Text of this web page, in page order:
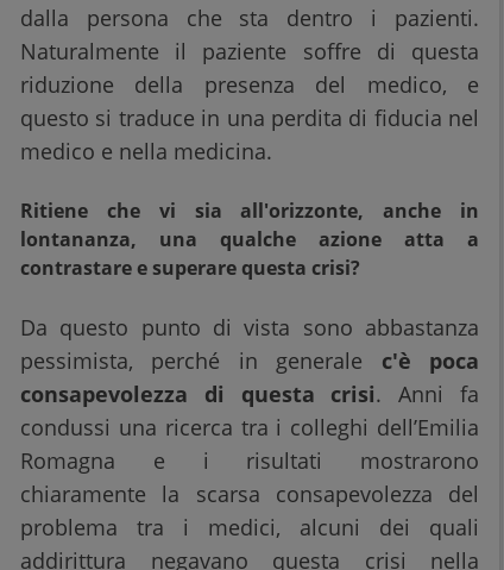
dalla persona che sta dentro i pazienti.
Naturalmente il paziente soffre di questa
riduzione della presenza del medico, e
questo si traduce in una perdita di fiducia nel
medico e nella medicina.
Ritiene che vi sia all'orizzonte, anche in
lontananza, una qualche azione atta a
contrastare e superare questa crisi?
Da questo punto di vista sono abbastanza
pessimista, perché in generale c'è poca
consapevolezza di questa crisi. Anni fa
condussi una ricerca tra i colleghi dell’Emilia
Romagna e i risultati mostrarono
chiaramente la scarsa consapevolezza del
problema tra i medici, alcuni dei quali
addirittura negavano questa crisi nella